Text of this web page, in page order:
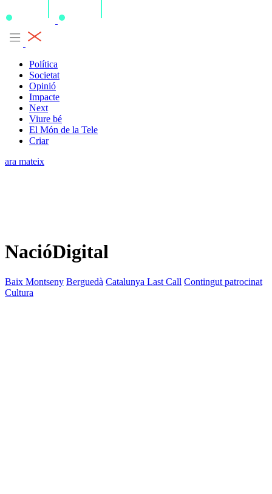
Política
Societat
Opinió
Impacte
Next
Viure bé
El Món de la Tele
Criar
ara mateix
NacióDigital
Baix Montseny Berguedà Catalunya Last Call Contingut patrocinat
Cultura